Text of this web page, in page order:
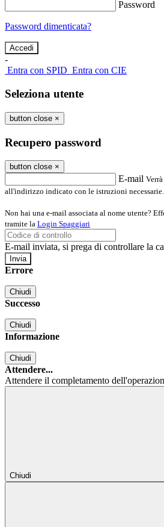
Password
Password dimenticata?
-
Entra con SPID Entra con CIE
Seleziona utente
button close ×
Recupero password
button close ×
E-mail
all'indirizzo indicato con le istruzioni necessarie.
Non hai una e-mail associata al nome utente?
tramite la Login Spaggiari
E-mail inviata, si prega di controllare la
Errore
Chiudi
Successo
Chiudi
Informazione
Chiudi
Attendere...
Attendere il completamento
Chiudi